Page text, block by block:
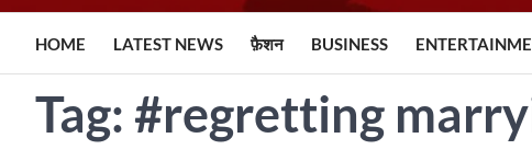
HOME LATEST NEWS फ़ैशन BUSINESS
Tag: #regretting